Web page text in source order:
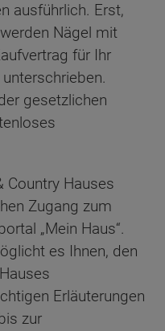
ausführlich. Erst,
Nägel mit
für Ihr
gesetzlichen
Country Hauses
Zugang zum
„Mein Haus“.
es Ihnen, den
Erläuterungen
zur